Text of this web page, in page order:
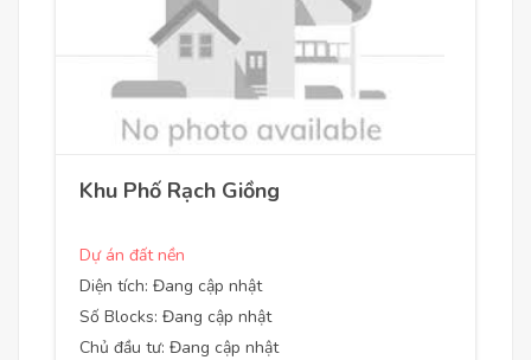
Khu Phố Rạch Giồng
Dự án đất nền
Diện tích: Đang cập nhật
Số Blocks: Đang cập nhật
Chủ đầu tư: Đang cập nhật